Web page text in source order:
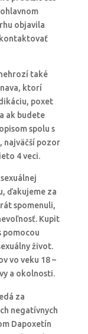
objavila
také
ktorí
poxet
ak budete
spolu s
najväčší pozor
4 veci.
ďakujeme za
spomenuli,
Kupit
pomocou
život.
vo veku 18 –
a okolnosti.
za
negatívnych
Dapoxetín